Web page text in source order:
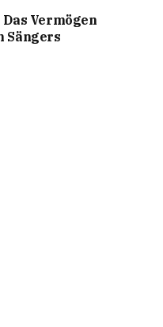
Vermögen
Sängers